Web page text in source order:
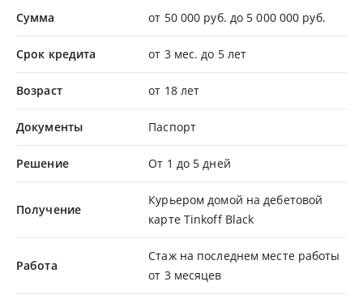
Сумма от 50 000 руб. до 5 000 000 руб.
Срок кредита от 3 мес. до 5 лет
Возраст от 18 лет
Документы Паспорт
Решение От 1 до 5 дней
Получение
Курьером домой на дебетовой
карте Tinkoff Black
Работа
Стаж на последнем месте работы
от 3 месяцев